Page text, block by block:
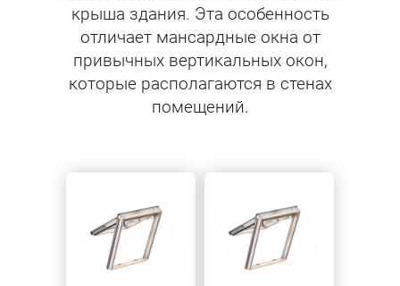
крыша здания. Эта особенность
отличает мансардные окна от
привычных вертикальных окон,
которые располагаются в стенах
помещений.